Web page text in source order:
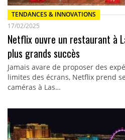
TENDANCES & INNOVATIONS
17/02/2025
Netflix ouvre un restaurant à
plus grands succès
Jamais avare de proposer des
limites des écrans, Netflix prend
caméras à Las…